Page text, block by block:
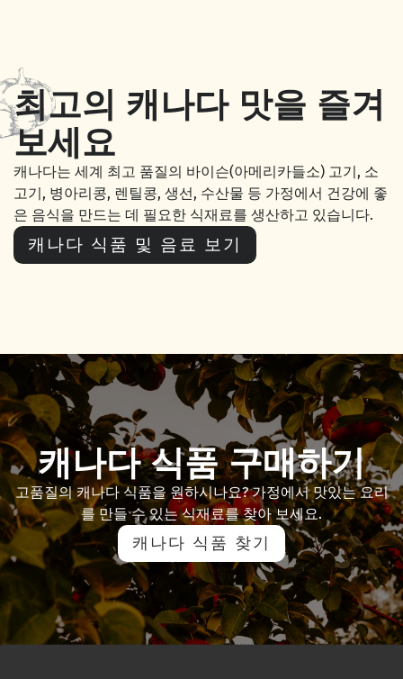
최고의 캐나다 맛을 즐겨
보세요
캐나다는 세계 최고 품질의 바이슨(아메리카들소) 고기, 소
고기, 병아리콩, 렌틸콩, 생선, 수산물 등 가정에서 건강에 좋
은 음식을 만드는 데 필요한 식재료를 생산하고 있습니다.
캐나다 식품 및 음료 보기
캐나다 식품 구매하기
고품질의 캐나다 식품을 원하시나요?가정에서 맛있는 요리
를 만들 수 있는 식재료를 찾아 보세요.
캐나다 식품 찾기